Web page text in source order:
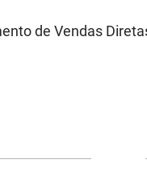
de Vendas